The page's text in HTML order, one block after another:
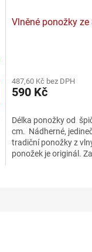
Vlněné ponožky ze
487,60 Kč bez DPH
590 Kč
Délka ponožky od
cm. Nádherné,
tradiční ponožky z
ponožek je originál.